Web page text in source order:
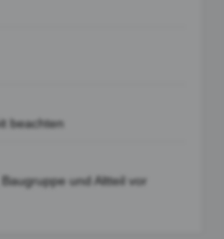
beachten
und Altteil vor